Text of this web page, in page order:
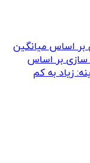
اساس میانگین
بر اساس
زیاد به کم